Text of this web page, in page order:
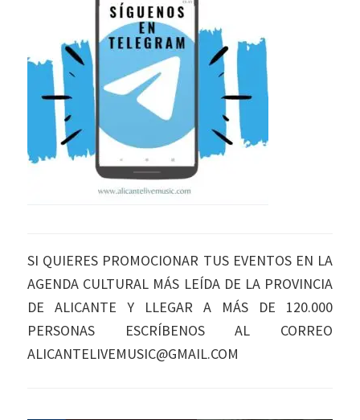
SI QUIERES PROMOCIONAR TUS EVENTOS EN LA
AGENDA CULTURAL MÁS LEÍDA DE LA PROVINCIA
DE ALICANTE Y LLEGAR A MÁS DE 120.000
PERSONAS ESCRÍBENOS AL CORREO
ALICANTELIVEMUSIC@GMAIL.COM